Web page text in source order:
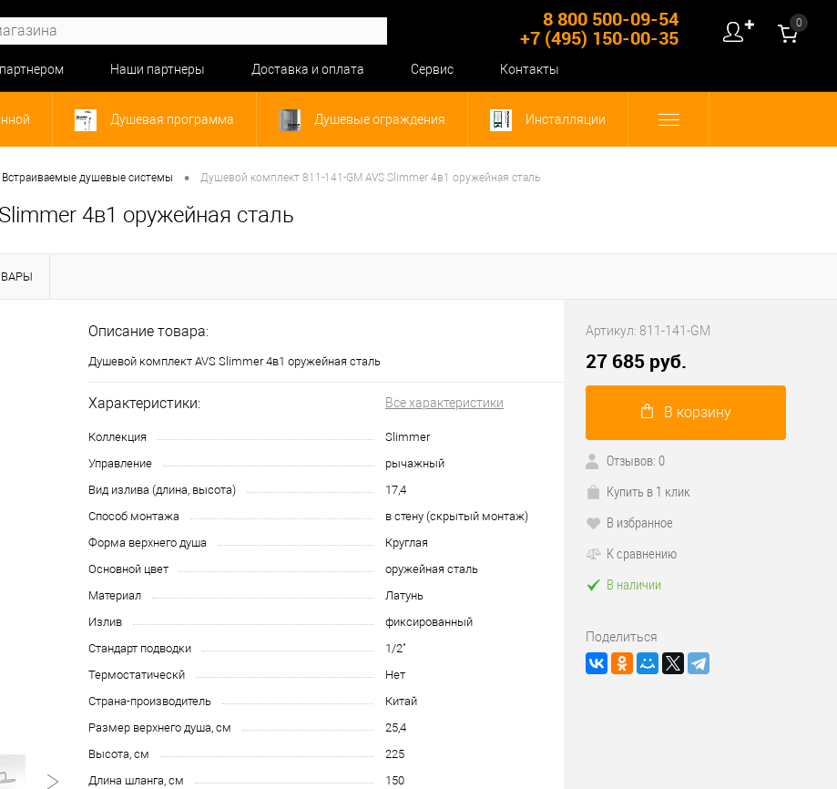
8 800 500-09-54
+7 (495) 150-00-35
Наши партнеры Доставка и оплата Сервис Контакты
✚ 0
Душевая программа Душевые ограждения Инсталляции
Встраиваемые душевые системы • Душевой комплект 811-141-GM AVS Slimmer 4в1 оружейная сталь
4в1 оружейная сталь
Описание товара:
Душевой комплект AVS Slimmer 4в1 оружейная сталь
Характеристики: Все характеристики
Коллекция
Slimmer
Управление
рычажный
Вид излива (длина, высота)
17,4
Способ монтажа
в стену (скрытый монтаж)
Форма верхнего душа
Круглая
Основной цвет
оружейная сталь
Материал
Латунь
Излив
фиксированный
Стандарт подводки
1/2"
Термостатическй
Нет
Страна-производитель
Китай
Размер верхнего душа, см
25,4
Высота, см
225
Длина шланга, см
150
Артикул: 811-141-GM
27 685 руб.
В корзину
Отзывов: 0
Купить в 1 клик
В избранное
К сравнению
В наличии
Поделиться